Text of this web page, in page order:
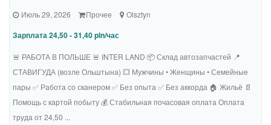
Июль 29, 2026 Прочее Olsztyn
Зарплата 24,50 - 31,40 pln/час
🚨 РАБОТА В ПОЛЬШЕ 🚨 INTER LAND 📦 Склад автозапчастей 📍
СТАВИГУДА (возле Ольштына) 💥 Мужчины • Женщины • Семейные
пары ✅ Работа со сканером ✅ Без опыта ✅ Без аккорда 🏠 Жильё 📄
Помощь с картой побыту 💰 Стабильная почасовая оплата Оплата
труда от 24,50 ...